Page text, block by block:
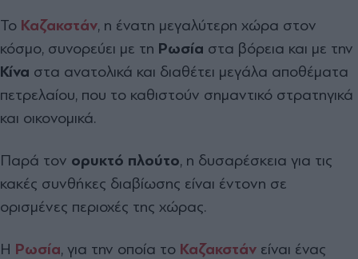
Το Καζακστάν, η ένατη μεγαλύτερη χώρα στον
κόσμο, συνορεύει με τη Ρωσία στα βόρεια και με την
Κίνα στα ανατολικά και διαθέτει μεγάλα αποθέματα
πετρελαίου, που το καθιστούν σημαντικό στρατηγικά
και οικονομικά.
Παρά τον ορυκτό πλούτο, η δυσαρέσκεια για τις
κακές συνθήκες διαβίωσης είναι έντονη σε
ορισμένες περιοχές της χώρας.
Η Ρωσία, για την οποία το Καζακστάν είναι ένας